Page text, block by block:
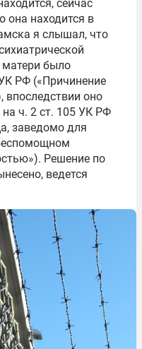
сейчас
она находится в
я слышал, что
матери было
РФ («Причинение
впоследствии оно
ч. 2 ст. 105 УК РФ
заведомо для
Решение по
ведется